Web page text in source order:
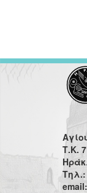
Τ.Κ.
Τηλ.:
email: